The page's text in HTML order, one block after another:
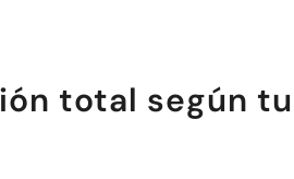
total según